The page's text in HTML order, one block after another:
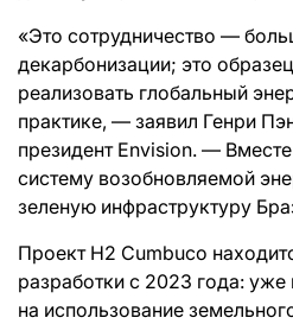
«Это сотрудничество —
декарбонизации; это
реализовать глобальный
практике, — заявил Генри
президент Envision. —
систему возобновляемой
зеленую инфраструктуру
Проект H2 Cumbuco
разработки с 2023 года:
на использование